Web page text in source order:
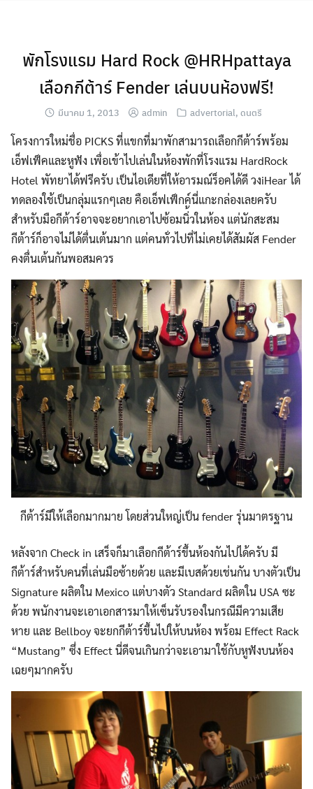
พักโรงแรม Hard Rock @HRHpattaya
เลือกกีต้าร์ Fender เล่นบนห้องฟรี!
มีนาคม 1, 2013 admin advertorial, ดนตรี
โครงการใหม่ชื่อ PICKS ที่แขกที่มาพักสามารถเลือกกีต้าร์พร้อม
เอ็ฟเฟ็คและหูฟัง เพื่อเข้าไปเล่นในห้องพักที่โรงแรม HardRock
Hotel พัทยาได้ฟรีครับ เป็นไอเดียที่ให้อารมณ์ร็อคได้ดี วงiHear ได้
ทดลองใช้เป็นกลุ่มแรกๆเลย คือเอ็ฟเฟ็กค์นี่แกะกล่องเลยครับ
สำหรับมือกีต้าร์อาจจะอยากเอาไปซ้อมนิ่้วในห้อง แต่นักสะสม
กีต้าร์ก็อาจไม่ได้ตื่นเต้นมาก แต่คนทั่วไปที่ไม่เคยได้สัมผัส Fender
คงตื่นเต้นกันพอสมควร
กีต้าร์มีให้เลือกมากมาย โดยส่วนใหญ่เป็น fender รุ่นมาตรฐาน
หลังจาก Check in เสร็จก็มาเลือกกีต้าร์ขึ้นห้องกันไปได้ครับ มี
กีต้าร์สำหรับคนที่เล่นมือซ้ายด้วย และมีเบสด้วยเช่นกัน บางตัวเป็น
Signature ผลิตใน Mexico แต่บางตัว Standard ผลิตใน USA ซะ
ด้วย พนักงานจะเอาเอกสารมาให้เซ็นรับรองในกรณีมีความเสีย
หาย และ Bellboy จะยกกีต้าร์ขึ้นไปให้บนห้อง พร้อม Effect Rack
“Mustang” ซึ่ง Effect นี่ดีจนเกินกว่าจะเอามาใช้กับหูฟังบนห้อง
เฉยๆมากครับ